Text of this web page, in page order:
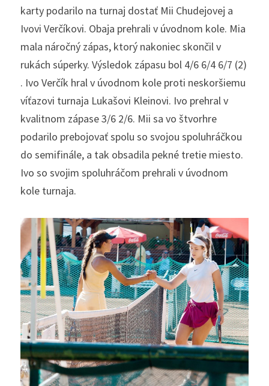
karty podarilo na turnaj dostať Mii Chudejovej a
Ivovi Verčíkovi. Obaja prehrali v úvodnom kole. Mia
mala náročný zápas, ktorý nakoniec skončil v
rukách súperky. Výsledok zápasu bol 4/6 6/4 6/7 (2)
. Ivo Verčík hral v úvodnom kole proti neskoršiemu
víťazovi turnaja Lukašovi Kleinovi. Ivo prehral v
kvalitnom zápase 3/6 2/6. Mii sa vo štvorhre
podarilo prebojovať spolu so svojou spoluhráčkou
do semifinále, a tak obsadila pekné tretie miesto.
Ivo so svojim spoluhráčom prehrali v úvodnom
kole turnaja.